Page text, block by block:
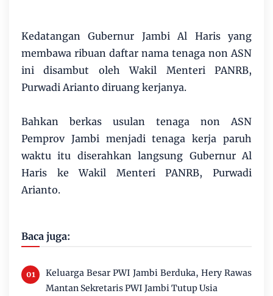
Kedatangan Gubernur Jambi Al Haris yang
membawa ribuan daftar nama tenaga non ASN
ini disambut oleh Wakil Menteri PANRB,
Purwadi Arianto diruang kerjanya.
Bahkan berkas usulan tenaga non ASN
Pemprov Jambi menjadi tenaga kerja paruh
waktu itu diserahkan langsung Gubernur Al
Haris ke Wakil Menteri PANRB, Purwadi
Arianto.
Baca juga:
Keluarga Besar PWI Jambi Berduka, Hery Rawas
Mantan Sekretaris PWI Jambi Tutup Usia